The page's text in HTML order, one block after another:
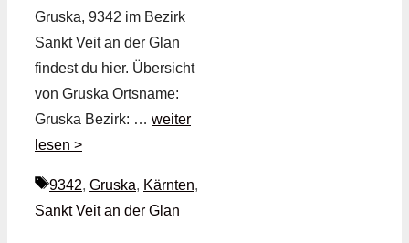
Gruska, 9342 im Bezirk
Sankt Veit an der Glan
findest du hier. Übersicht
von Gruska Ortsname:
Gruska Bezirk: … weiter
lesen >
Schlagwörter
9342, Gruska, Kärnten,
Sankt Veit an der Glan